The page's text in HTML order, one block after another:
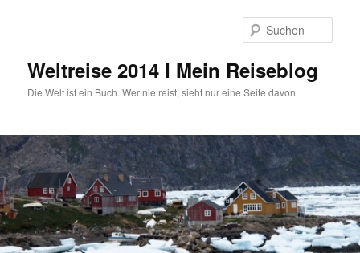
Weltreise 2014 I Mein Reiseblog
Die Welt ist ein Buch. Wer nie reist, sieht nur eine Seite davon.